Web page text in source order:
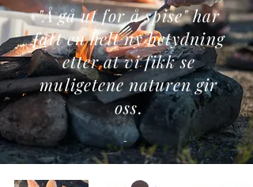
"Å gå ut for å spise" har
fått en helt ny betydning
etter at vi fikk se
muligetene naturen gir
oss.
-